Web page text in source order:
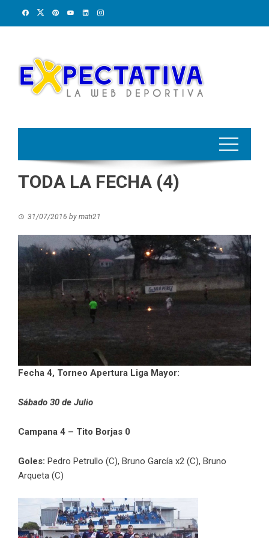
TODA LA FECHA (4)
31/07/2016 by mati21
Fecha 4, Torneo Apertura Liga Mayor:
Sábado 30 de Julio
Campana 4 – Tito Borjas 0
Goles: Pedro Petrullo (C), Bruno García x2 (C), Bruno
Arqueta (C)